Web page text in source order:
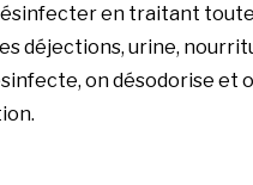
en traitant
déjections, urine,
on désodorise et